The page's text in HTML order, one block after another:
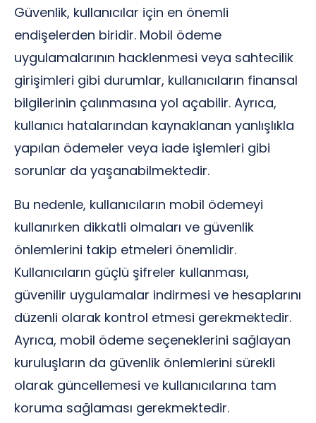
Güvenlik, kullanıcılar için en önemli
endişelerden biridir. Mobil ödeme
uygulamalarının hacklenmesi veya sahtecilik
girişimleri gibi durumlar, kullanıcıların finansal
bilgilerinin çalınmasına yol açabilir. Ayrıca,
kullanıcı hatalarından kaynaklanan yanlışlıkla
yapılan ödemeler veya iade işlemleri gibi
sorunlar da yaşanabilmektedir.
Bu nedenle, kullanıcıların mobil ödemeyi
kullanırken dikkatli olmaları ve güvenlik
önlemlerini takip etmeleri önemlidir.
Kullanıcıların güçlü şifreler kullanması,
güvenilir uygulamalar indirmesi ve hesaplarını
düzenli olarak kontrol etmesi gerekmektedir.
Ayrıca, mobil ödeme seçeneklerini sağlayan
kuruluşların da güvenlik önlemlerini sürekli
olarak güncellemesi ve kullanıcılarına tam
koruma sağlaması gerekmektedir.